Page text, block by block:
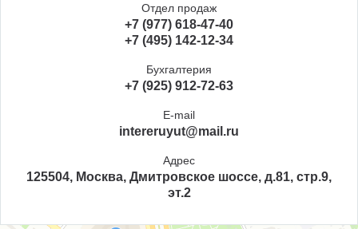
Отдел продаж
+7 (977) 618-47-40
+7 (495) 142-12-34
Бухгалтерия
+7 (925) 912-72-63
E-mail
intereruyut@mail.ru
Адрес
125504, Москва, Дмитровское шоссе, д.81, стр.9,
эт.2